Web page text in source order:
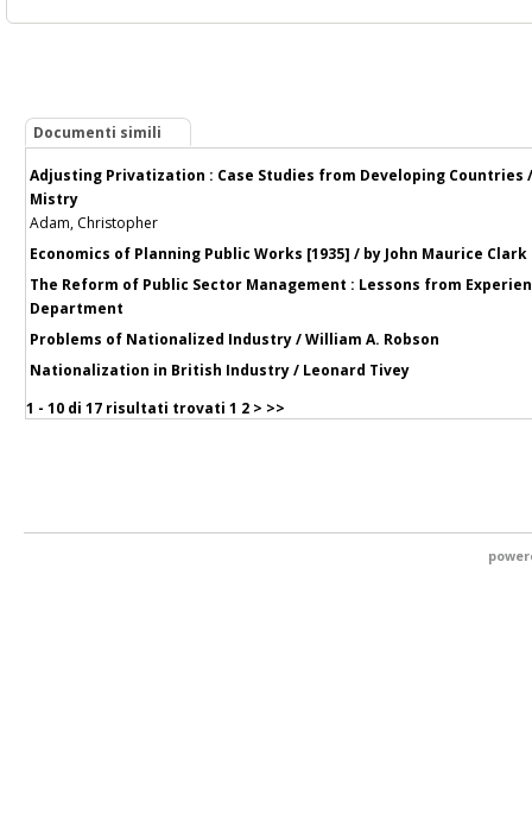
Documenti simili
Adjusting Privatization : Case Studies from Developing Countries
Mistry
Adam, Christopher
Economics of Planning Public Works [1935] / by John Maurice Clark
The Reform of Public Sector Management : Lessons from
Department
Problems of Nationalized Industry / William A. Robson
Nationalization in British Industry / Leonard Tivey
1 - 10 di 17 risultati trovati 1 2 > >>